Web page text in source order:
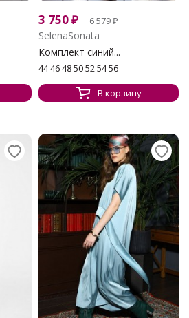
3 750₽ 6 579₽
SelenaSonata
Комплект синий...
44 46 48 50 52 54 56
В корзину